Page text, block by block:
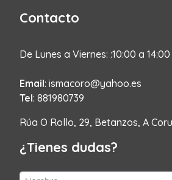
Contacto
De Lunes a Viernes: :10:00 a
Email: ismacoro@yahoo.es
Tel: 881980739
Rúa O Rollo, 29, Betanzos, A
¿Tienes dudas?